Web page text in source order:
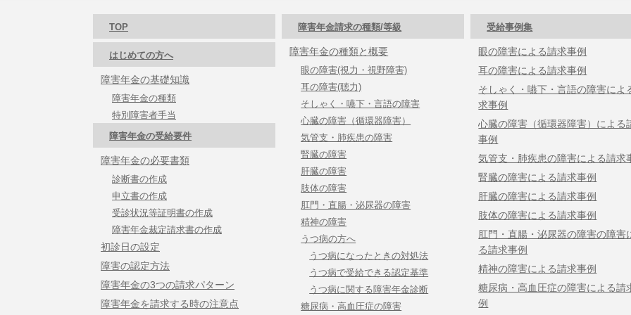
TOP
はじめての方へ
障害年金の基礎知識
障害年金の種類
特別障害者手当
障害年金の受給要件
障害年金の必要書類
診断書の作成
申立書の作成
受診状況等証明書の作成
障害年金裁定請求書の作成
初診日の設定
障害の認定方法
障害年金の3つの請求パターン
障害年金を請求する時の注意点
障害年金請求の種類/等級
障害年金の種類と概要
眼の障害(視力・視野障害)
耳の障害(聴力)
そしゃく・嚥下・言語の障害
心臓の障害（循環器障害）
気管支・肺疾患の障害
腎臓の障害
肝臓の障害
肢体の障害
肛門・直腸・泌尿器の障害
精神の障害
うつ病の方へ
うつ病になったときの対処法
うつ病で受給できる認定基準
うつ病に関する障害年金診断
糖尿病・高血圧症の障害
受給事例集
眼の障害による請求事例
耳の障害による請求事例
そしゃく・嚥下・言語の障害によ
求事例
心臓の障害（循環器障害）による
事例
気管支・肺疾患の障害による請求
腎臓の障害による請求事例
肝臓の障害による請求事例
肢体の障害による請求事例
肛門・直腸・泌尿器の障害の障害
る請求事例
精神の障害による請求事例
糖尿病・高血圧症の障害による請
例